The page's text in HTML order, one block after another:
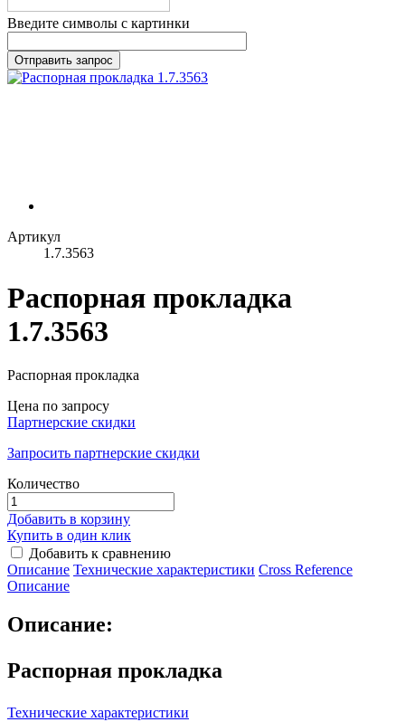
Введите символы с картинки
Артикул
1.7.3563
Распорная прокладка
1.7.3563
Распорная прокладка
Цена по запросу
Партнерские скидки
Запросить партнерские скидки
Количество
Добавить в корзину
Купить в один клик
Добавить к сравнению
Описание Технические характеристики Сross Reference
Описание
Описание:
Распорная прокладка
Технические характеристики